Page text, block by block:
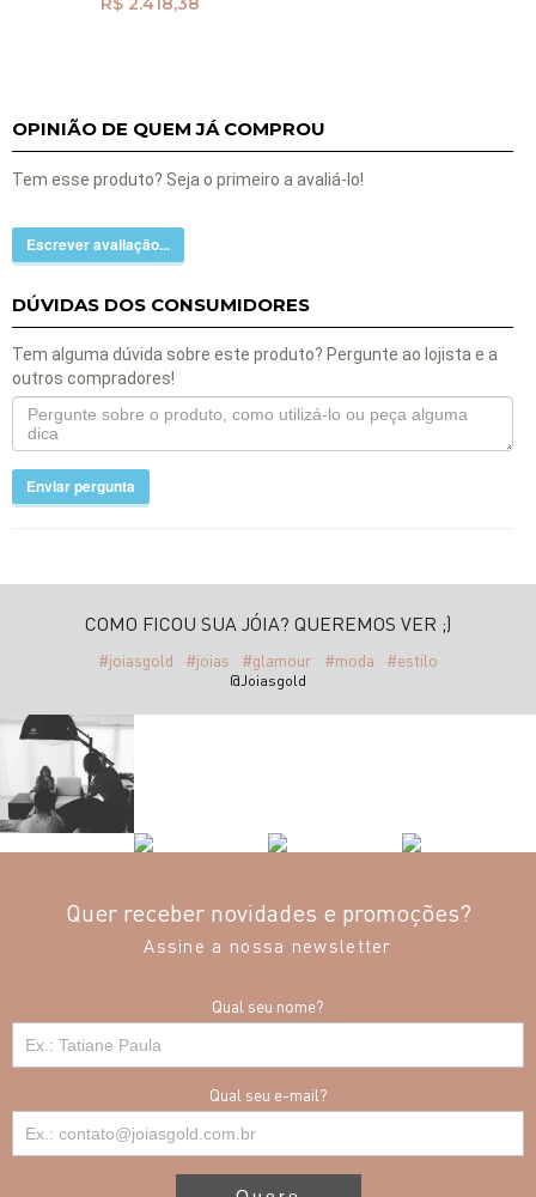
OPINIÃO DE QUEM JÁ COMPROU
Tem esse produto? Seja o primeiro a avaliá-lo!
Escrever avaliação...
DÚVIDAS DOS CONSUMIDORES
Tem alguma dúvida sobre este produto? Pergunte ao lojista e a
outros compradores!
Enviar pergunta
COMO FICOU SUA JÓIA? QUEREMOS VER ;)
#joiasgold #joias #glamour #moda #estilo
@Joiasgold
Quer receber novidades e promoções?
Assine a nossa newsletter
Qual seu nome?
Qual seu e-mail?